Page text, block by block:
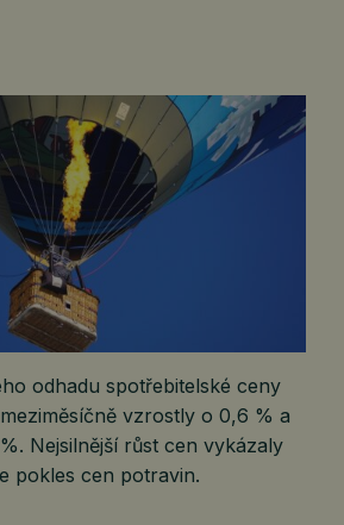
odhadu spotřebitelské ceny
vzrostly o 0,6 % a
Nejsilnější růst cen vykázaly
pokles cen potravin.